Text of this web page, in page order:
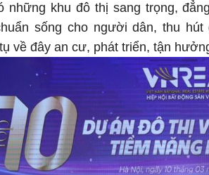
những khu đô thị sang trọng,
sống cho người dân, thu
về đây an cư, phát triển, tận